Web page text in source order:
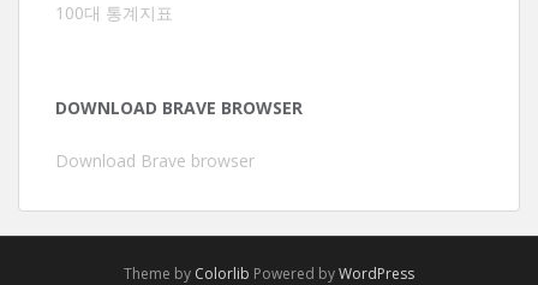
100대 통계지표
DOWNLOAD BRAVE BROWSER
Download Brave browser
Theme by Colorlib Powered byWordPress